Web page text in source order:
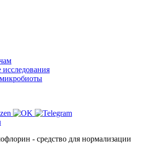
- средство для нормализации